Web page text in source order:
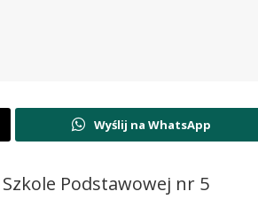
Wyślij na WhatsApp
Podstawowej nr 5